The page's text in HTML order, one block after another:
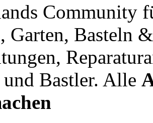
Community
Garten, Basteln
Bastler. Alle